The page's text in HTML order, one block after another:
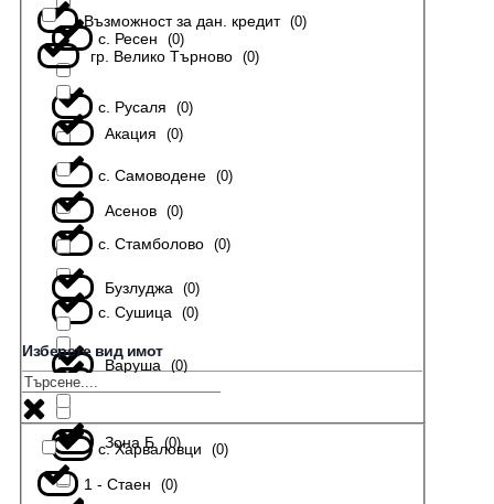
с. Ресен (0)
с. Русаля (0)
с. Самоводене (0)
с. Стамболово (0)
с. Сушица (0)
с. Харваловци (0)
Възможност за дан. кредит (0)
гр. Велико Търново (0)
Акация (0)
Асенов (0)
Бузлуджа (0)
Варуша (0)
Зона Б (0)
Изберете вид имот
1 - Стаен (0)